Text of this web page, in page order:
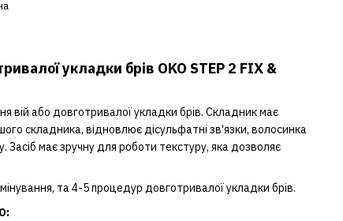
укладки брів OKO STEP 2 FIX &
вій або довготривалої укладки брів. Складник має
складника, відновлює дісульфатні зв'язки, волосинка
має зручну для роботи текстуру, яка дозволяє
та 4-5 процедур довготривалої укладки брів.